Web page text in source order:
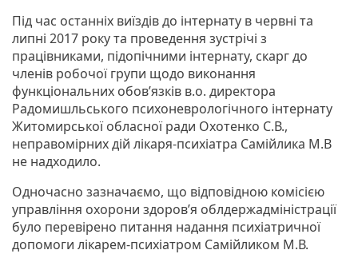
Під час останніх виїздів до інтернату в червні та
липні 2017 року та проведення зустрічі з
працівниками, підопічними інтернату, скарг до
членів робочої групи щодо виконання
функціональних обов’язків в.о. директора
Радомишльського психоневрологічного інтернату
Житомирської обласної ради Охотенко С.В.,
неправомірних дій лікаря-психіатра Самійлика М.В
не надходило.
Одночасно зазначаємо, що відповідною комісією
управління охорони здоров’я облдержадміністрації
було перевірено питання надання психіатричної
допомоги лікарем-психіатром Самійликом М.В.